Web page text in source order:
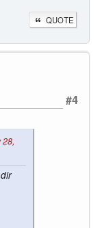
QUOTE
#4
28,